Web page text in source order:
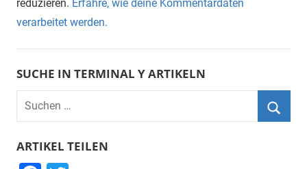
reduzieren. Erfahre, wie deine Kommentardaten
verarbeitet werden.
SUCHE IN TERMINAL Y ARTIKELN
Suchen
nach:
ARTIKEL TEILEN